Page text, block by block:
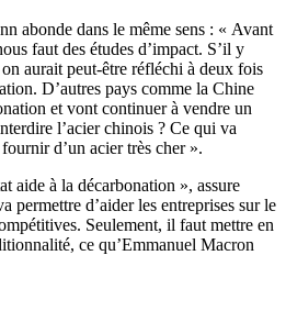
abonde dans le même sens : « Avant
faut des études d’impact. S’il y
aurait peut-être réfléchi à deux fois
D’autres pays comme la Chine
et vont continuer à vendre un
l’acier chinois ? Ce qui va
d’un acier très cher ».
aide à la décarbonation », assure
permettre d’aider les entreprises sur le
Seulement, il faut mettre en
ce qu’Emmanuel Macron